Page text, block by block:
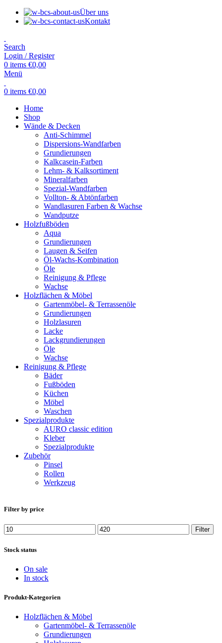
Über uns
Kontakt
Search
Login / Register
0 items €0,00
Menü
0 items €0,00
Home
Shop
Wände & Decken
Anti-Schimmel
Dispersions-Wandfarben
Grundierungen
Kalkcasein-Farben
Lehm- & Kalksortiment
Mineralfarben
Spezial-Wandfarben
Vollton- & Abtönfarben
Wandlasuren Farben & Wachse
Wandputze
Holzfußböden
Aqua
Grundierungen
Laugen & Seifen
Öl-Wachs-Kombination
Öle
Reinigung & Pflege
Wachse
Holzflächen & Möbel
Gartenmöbel- & Terrassenöle
Grundierungen
Holzlasuren
Lacke
Lackgrundierungen
Öle
Wachse
Reinigung & Pflege
Bäder
Fußböden
Küchen
Möbel
Waschen
Spezialprodukte
AURO classic edition
Kleber
Spezialprodukte
Zubehör
Pinsel
Rollen
Werkzeug
Filter by price
Min.
Preis
Max.
Preis
Filter
Stock status
On sale
In stock
Produkt-Kategorien
Holzflächen & Möbel
Gartenmöbel- & Terrassenöle
Grundierungen